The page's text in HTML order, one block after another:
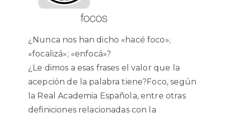
¿Nunca nos han dicho «hacé foco»;
«focalizá»; «enfocá»?
¿Le dimos a esas frases el valor que la
acepción de la palabra tiene?Foco, según
la Real Academia Española, entre otras
definiciones relacionadas con la